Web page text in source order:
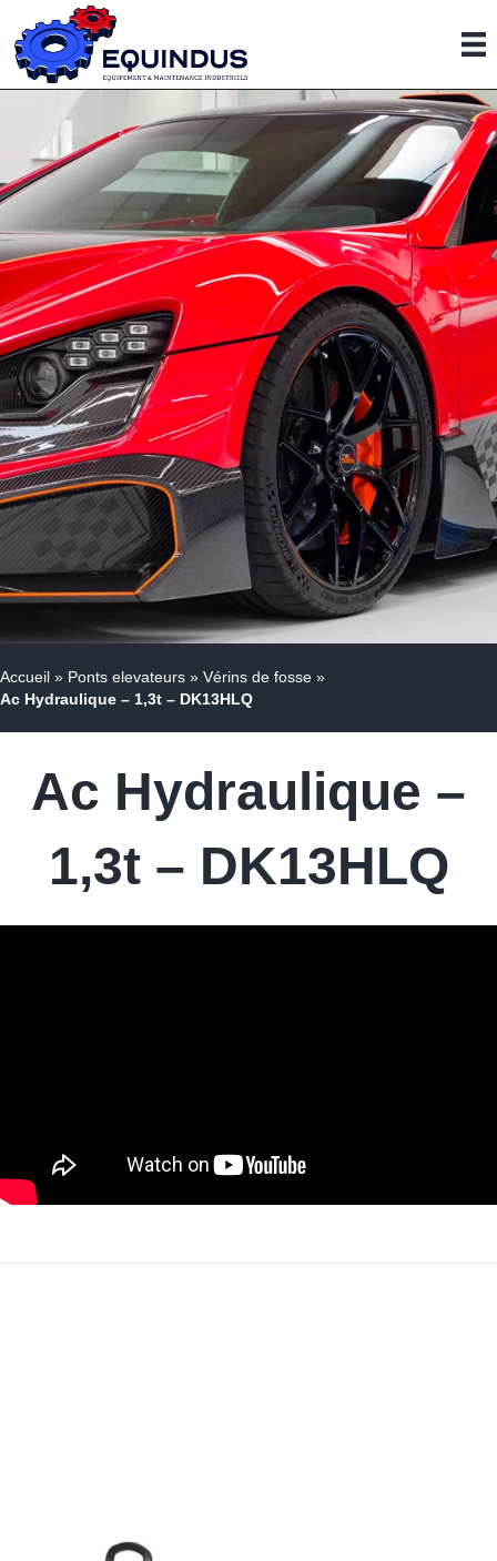
Accueil » Ponts elevateurs » Vérins de fosse »
Ac Hydraulique – 1,3t – DK13HLQ
Ac Hydraulique –
1,3t – DK13HLQ